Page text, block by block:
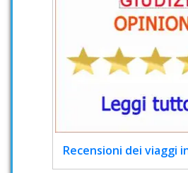
Recensioni dei viaggi